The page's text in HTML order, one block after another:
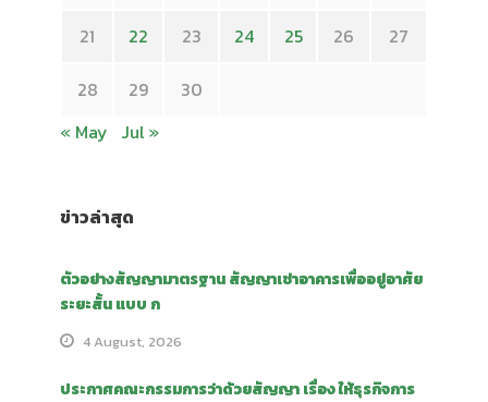
21 22 23 24 25 26 27
28 29
30
« May Jul »
ข่าวล่าสุด
ตัวอย่างสัญญามาตรฐาน สัญญาเช่าอาคารเพื่ออยู่อาศัย
ระยะสั้น แบบ ก
4 August, 2026
ประกาศคณะกรรมการว่าด้วยสัญญา เรื่อง ให้ธุรกิจการ